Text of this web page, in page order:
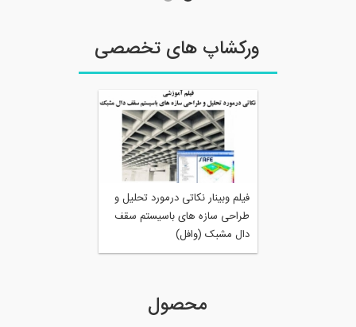
ورکشاپ های تخصصی
فیلم وبینار نکاتی درمورد تحلیل و
طراحی سازه های باسیستم سقف
دال مشبک (وافل)
محصول